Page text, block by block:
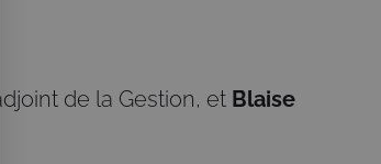
de la Gestion, et Blaise